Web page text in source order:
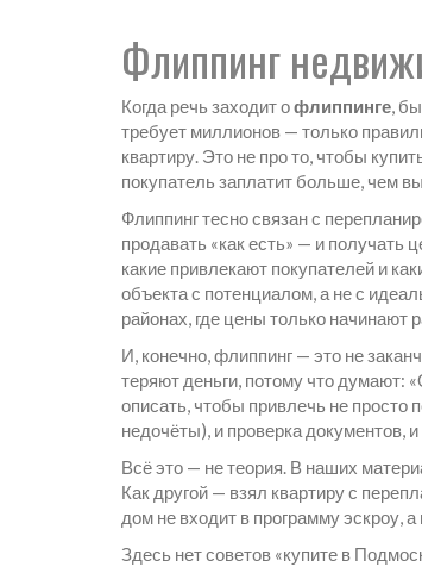
Флиппинг
Когда речь заходит офлиппинге,
требует миллионов — только
квартиру. Это не про то, чтобы
покупатель заплатит больше, чем
Флиппинг тесно связан с
продавать «как есть» — и получать
какие привлекают покупателей и
объекта с потенциалом, а не с
районах, где цены только начинают
И, конечно, флиппинг — это не
теряют деньги, потому что думают:
описать, чтобы привлечь не просто
недочёты), и проверка документов,
Всё это — не теория. В наших
Как другой — взял квартиру с
дом не входит в программу эскроу,
Здесь нет советов «купите в